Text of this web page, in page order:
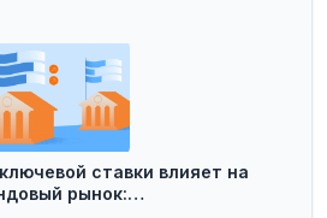
ставки влияет на
рынок:…